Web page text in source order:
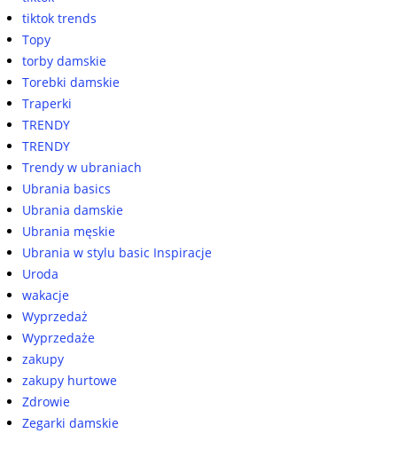
tiktok trends
Topy
torby damskie
Torebki damskie
Traperki
TRENDY
TRENDY
Trendy w ubraniach
Ubrania basics
Ubrania damskie
Ubrania męskie
Ubrania w stylu basic Inspiracje
Uroda
wakacje
Wyprzedaż
Wyprzedaże
zakupy
zakupy hurtowe
Zdrowie
Zegarki damskie